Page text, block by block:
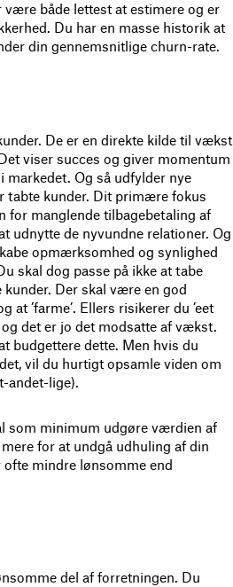
være både lettest at estimere og er
Du har en masse historik at
din gennemsnitlige churn-rate.
De er en direkte kilde til vækst
viser succes og giver momentum
markedet. Og så udfylder nye
tabte kunder. Dit primære fokus
for manglende tilbagebetaling af
udnytte de nyvundne relationer. Og
opmærksomhed og synlighed
skal dog passe på ikke at tabe
Der skal være en god
at ’farme’. Ellers risikerer du ’eet
det er jo det modsatte af vækst.
budgettere dette. Men hvis du
vil du hurtigt opsamle viden om
andet-lige).
som minimum udgøre værdien af
for at undgå udhuling af din
mindre lønsomme end
del af forretningen. Du